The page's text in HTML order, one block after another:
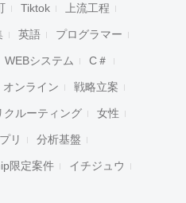
Tiktok 上流工程
英語 プログラマー
WEBシステム C＃
オンライン 戦略立案
クルーティング 女性
リ 分析基盤
限定案件 イチジュウ